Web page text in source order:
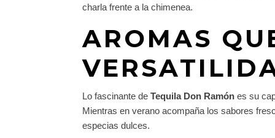
charla frente a la chimenea.
AROMAS
Lo fascinante de Tequila Don Ramón es su
Mientras en verano acompaña los sabores
especias dulces.